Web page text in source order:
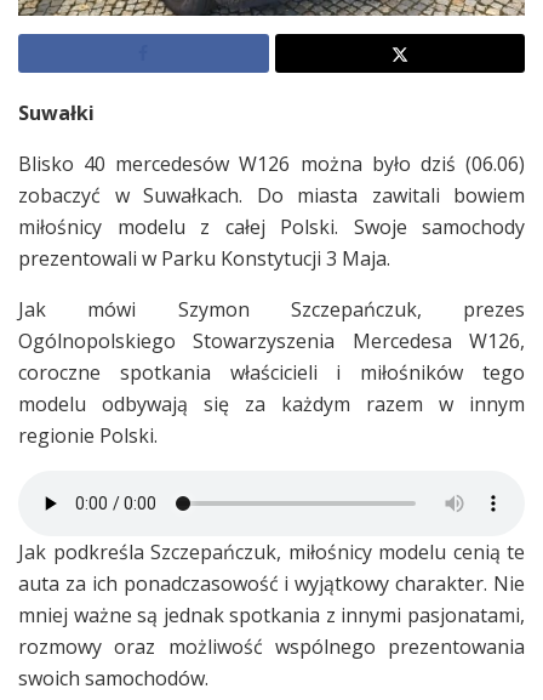
Suwałki
Blisko 40 mercedesów W126 można było dziś (06.06)
zobaczyć w Suwałkach. Do miasta zawitali bowiem
miłośnicy modelu z całej Polski. Swoje samochody
prezentowali w Parku Konstytucji 3 Maja.
Jak mówi Szymon Szczepańczuk, prezes
Ogólnopolskiego Stowarzyszenia Mercedesa W126,
coroczne spotkania właścicieli i miłośników tego
modelu odbywają się za każdym razem w innym
regionie Polski.
Jak podkreśla Szczepańczuk, miłośnicy modelu cenią te
auta za ich ponadczasowość i wyjątkowy charakter. Nie
mniej ważne są jednak spotkania z innymi pasjonatami,
rozmowy oraz możliwość wspólnego prezentowania
swoich samochodów.